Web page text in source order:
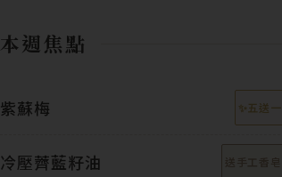
本週焦點
紫蘇梅 ✨五送一
冷壓薺藍籽油